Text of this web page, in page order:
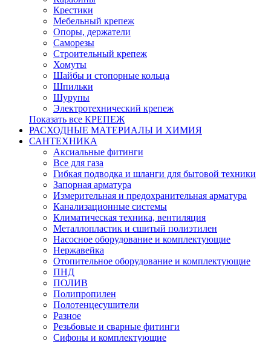
Крестики
Мебельный крепеж
Опоры, держатели
Саморезы
Строительный крепеж
Хомуты
Шайбы и стопорные кольца
Шпильки
Шурупы
Электротехнический крепеж
Показать все КРЕПЕЖ
РАСХОДНЫЕ МАТЕРИАЛЫ И ХИМИЯ
САНТЕХНИКА
Аксиальные фитинги
Все для газа
Гибкая подводка и шланги для бытовой техники
Запорная арматура
Измерительная и предохранительная арматура
Канализационные системы
Климатическая техника, вентиляция
Металлопластик и сшитый полиэтилен
Насосное оборудование и комплектующие
Нержавейка
Отопительное оборудование и комплектующие
ПНД
ПОЛИВ
Полипропилен
Полотенцесушители
Разное
Резьбовые и сварные фитинги
Сифоны и комплектующие